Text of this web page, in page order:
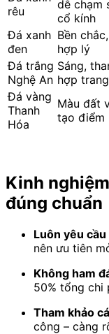
rêu
dễ chạm
cổ kính
Đá xanh
đen
Bền
hợp lý
Đá trắng
Nghệ An
Sáng,
hợp
Đá vàng
Thanh
Hóa
Màu đất
tạo điểm
Kinh
đúng chuẩn
Luôn yêu
nên ưu tiên
Không ham
50% tổng chi
Tham khảo
công – càng